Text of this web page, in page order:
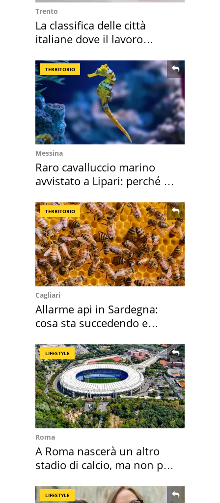
Trento
La classifica delle città
italiane dove il lavoro
TERRITORIO
Messina
Raro cavalluccio marino
avvistato a Lipari: perché è
TERRITORIO
Cagliari
Allarme api in Sardegna:
cosa sta succedendo e
LIFESTYLE
Roma
A Roma nascerà un altro
stadio di calcio, ma non per
LIFESTYLE